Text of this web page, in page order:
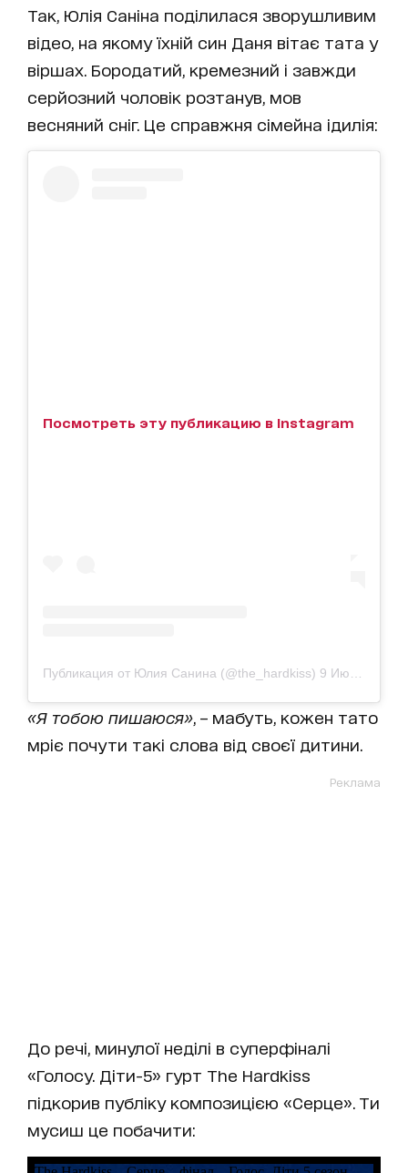
Так, Юлія Саніна поділилася зворушливим
відео, на якому їхній син Даня вітає тата у
віршах. Бородатий, кремезний і завжди
серйозний чоловік розтанув, мов
весняний сніг. Це справжня сімейна ідилія:
Посмотреть эту публикацию в Instagram
Публикация от Юлия Санина (@the_hardkiss) 9 Июл 2019 в 10:39 PDT
«Я тобою пишаюся» , – мабуть, кожен тато
мріє почути такі слова від своєї дитини.
Реклама
До речі, минулої неділі в суперфіналі
«Голосу. Діти-5» гурт The Hardkiss
підкорив публіку композицією «Серце». Ти
мусиш це побачити: